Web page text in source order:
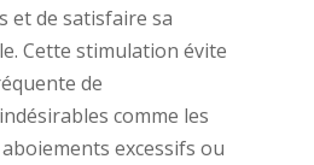
et de satisfaire sa
Cette stimulation évite
de
comme les
excessifs ou